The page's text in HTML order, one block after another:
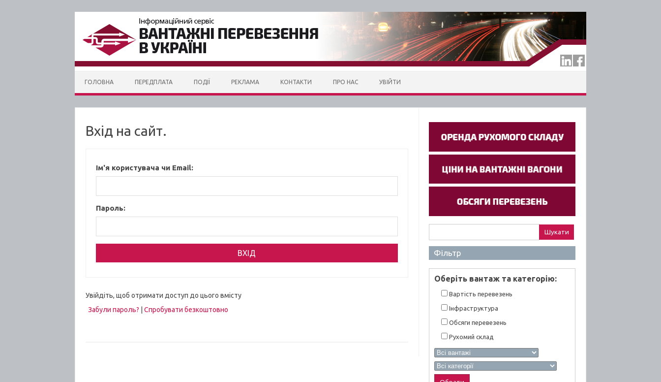
ГОЛОВНА ПЕРЕДПЛАТА ПОДІЇ РЕКЛАМА КОНТАКТИ ПРО НАС УВІЙТИ
Вхід на сайт.
Ім'я користувача чи Email:
Пароль:
Увійдіть, щоб отримати доступ до цього вмісту
Забули пароль?
Спробувати безкоштовно
Фільтр
Оберiть вантаж та категорiю:
Вартiсть перевезень
Інфраструктура
Обсяги перевезень
Рухомий склад